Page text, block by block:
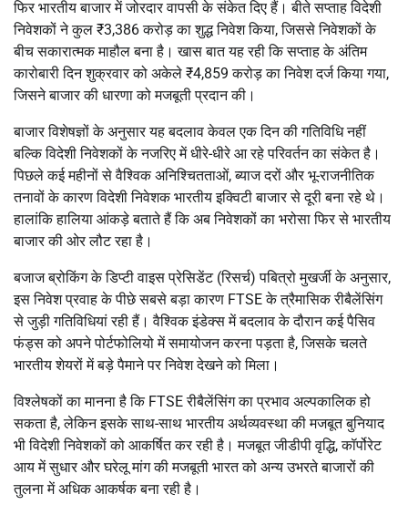
फिर भारतीय बाजार में जोरदार वापसी के संकेत दिए हैं। बीते सप्ताह विदेशी
निवेशकों ने कुल ₹3,386 करोड़ का शुद्ध निवेश किया, जिससे निवेशकों के
बीच सकारात्मक माहौल बना है। खास बात यह रही कि सप्ताह के अंतिम
कारोबारी दिन शुक्रवार को अकेले ₹4,859 करोड़ का निवेश दर्ज किया गया,
जिसने बाजार की धारणा को मजबूती प्रदान की।
बाजार विशेषज्ञों के अनुसार यह बदलाव केवल एक दिन की गतिविधि नहीं
बल्कि विदेशी निवेशकों के नजरिए में धीरे-धीरे आ रहे परिवर्तन का संकेत है।
पिछले कई महीनों से वैश्विक अनिश्चितताओं, ब्याज दरों और भू-राजनीतिक
तनावों के कारण विदेशी निवेशक भारतीय इक्विटी बाजार से दूरी बना रहे थे।
हालांकि हालिया आंकड़े बताते हैं कि अब निवेशकों का भरोसा फिर से भारतीय
बाजार की ओर लौट रहा है।
बजाज ब्रोकिंग के डिप्टी वाइस प्रेसिडेंट (रिसर्च) पबित्रो मुखर्जी के अनुसार,
इस निवेश प्रवाह के पीछे सबसे बड़ा कारण FTSE के त्रैमासिक रीबैलेंसिंग
से जुड़ी गतिविधियां रही हैं। वैश्विक इंडेक्स में बदलाव के दौरान कई पैसिव
फंड्स को अपने पोर्टफोलियो में समायोजन करना पड़ता है, जिसके चलते
भारतीय शेयरों में बड़े पैमाने पर निवेश देखने को मिला।
विश्लेषकों का मानना है कि FTSE रीबैलेंसिंग का प्रभाव अल्पकालिक हो
सकता है, लेकिन इसके साथ-साथ भारतीय अर्थव्यवस्था की मजबूत बुनियाद
भी विदेशी निवेशकों को आकर्षित कर रही है। मजबूत जीडीपी वृद्धि, कॉर्पोरेट
आय में सुधार और घरेलू मांग की मजबूती भारत को अन्य उभरते बाजारों की
तुलना में अधिक आकर्षक बना रही है।